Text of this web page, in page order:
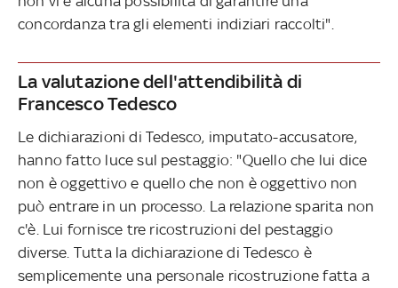
concordanza tra gli elementi indiziari raccolti".
La valutazione dell'attendibilità di
Francesco Tedesco
Le dichiarazioni di Tedesco, imputato-accusatore,
hanno fatto luce sul pestaggio: "Quello che lui dice
non è oggettivo e quello che non è oggettivo non
può entrare in un processo. La relazione sparita non
c'è. Lui fornisce tre ricostruzioni del pestaggio
diverse. Tutta la dichiarazione di Tedesco è
semplicemente una personale ricostruzione fatta a